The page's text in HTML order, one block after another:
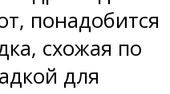
понадобится
схожая по
для